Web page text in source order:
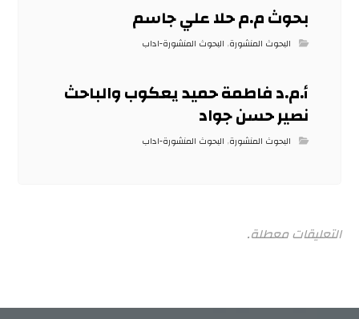
بحوث م.م حلا علي جاسم
البحوث المنشورة, البحوث المنشورة-اداب
أ.م.د فاطمة حميد يعكوب والباحث
نصير حسن جواد
البحوث المنشورة, البحوث المنشورة-اداب
التعليقات معطلة.